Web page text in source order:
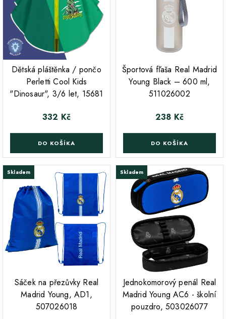
Dětská pláštěnka / pončo
Perletti Cool Kids
"Dinosaur", 3/6 let, 15681
Cena
332 Kč
DO KOŠÍKA
Športová fľaša Real Madrid
Young Black – 600 ml,
511026002
Cena
238 Kč
DO KOŠÍKA
Skladem
Sáček na přezůvky Real
Madrid Young, AD1,
507026018
Skladem
Jednokomorový penál Real
Madrid Young AC6 - školní
pouzdro, 503026077